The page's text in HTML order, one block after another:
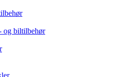
og biltilbehør